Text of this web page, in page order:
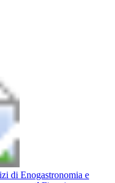
di Enogastronomia e